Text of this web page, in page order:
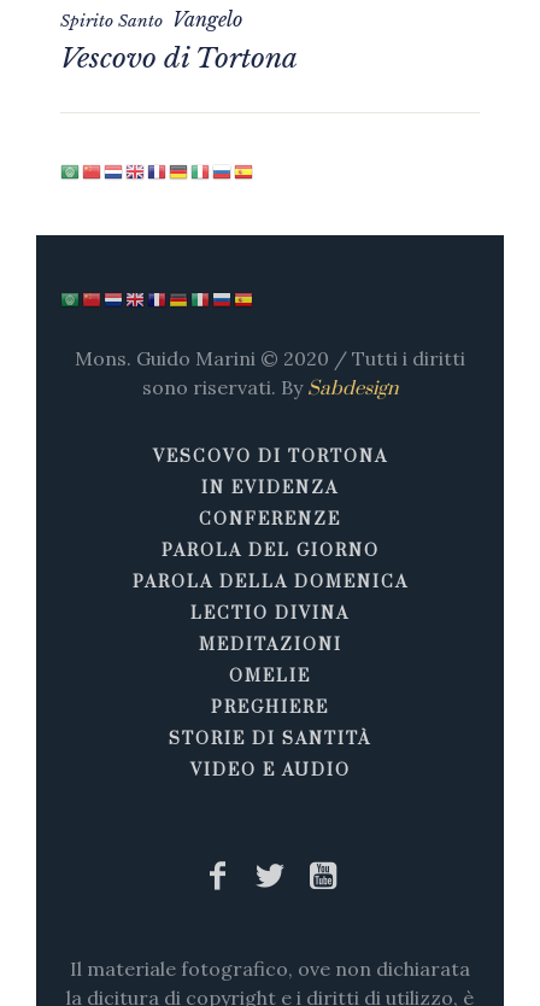
Spirito Santo Vangelo
Vescovo di Tortona
Mons. Guido Marini © 2020 / Tutti i diritti
sono riservati. By Sabdesign
VESCOVO DI TORTONA
IN EVIDENZA
CONFERENZE
PAROLA DEL GIORNO
PAROLA DELLA DOMENICA
LECTIO DIVINA
MEDITAZIONI
OMELIE
PREGHIERE
STORIE DI SANTITÀ
VIDEO E AUDIO
Il materiale fotografico, ove non dichiarata
la dicitura di copyright e i diritti di utilizzo, è